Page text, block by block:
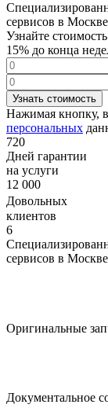
сервисов в Москве
Узнайте
15% до конца
Узнать стоимость
Нажимая кнопку,
персональных
720
Дней гарантии
на услуги
12 000
Довольных
клиентов
6
сервисов в Москве
Оригинальные
Документальное